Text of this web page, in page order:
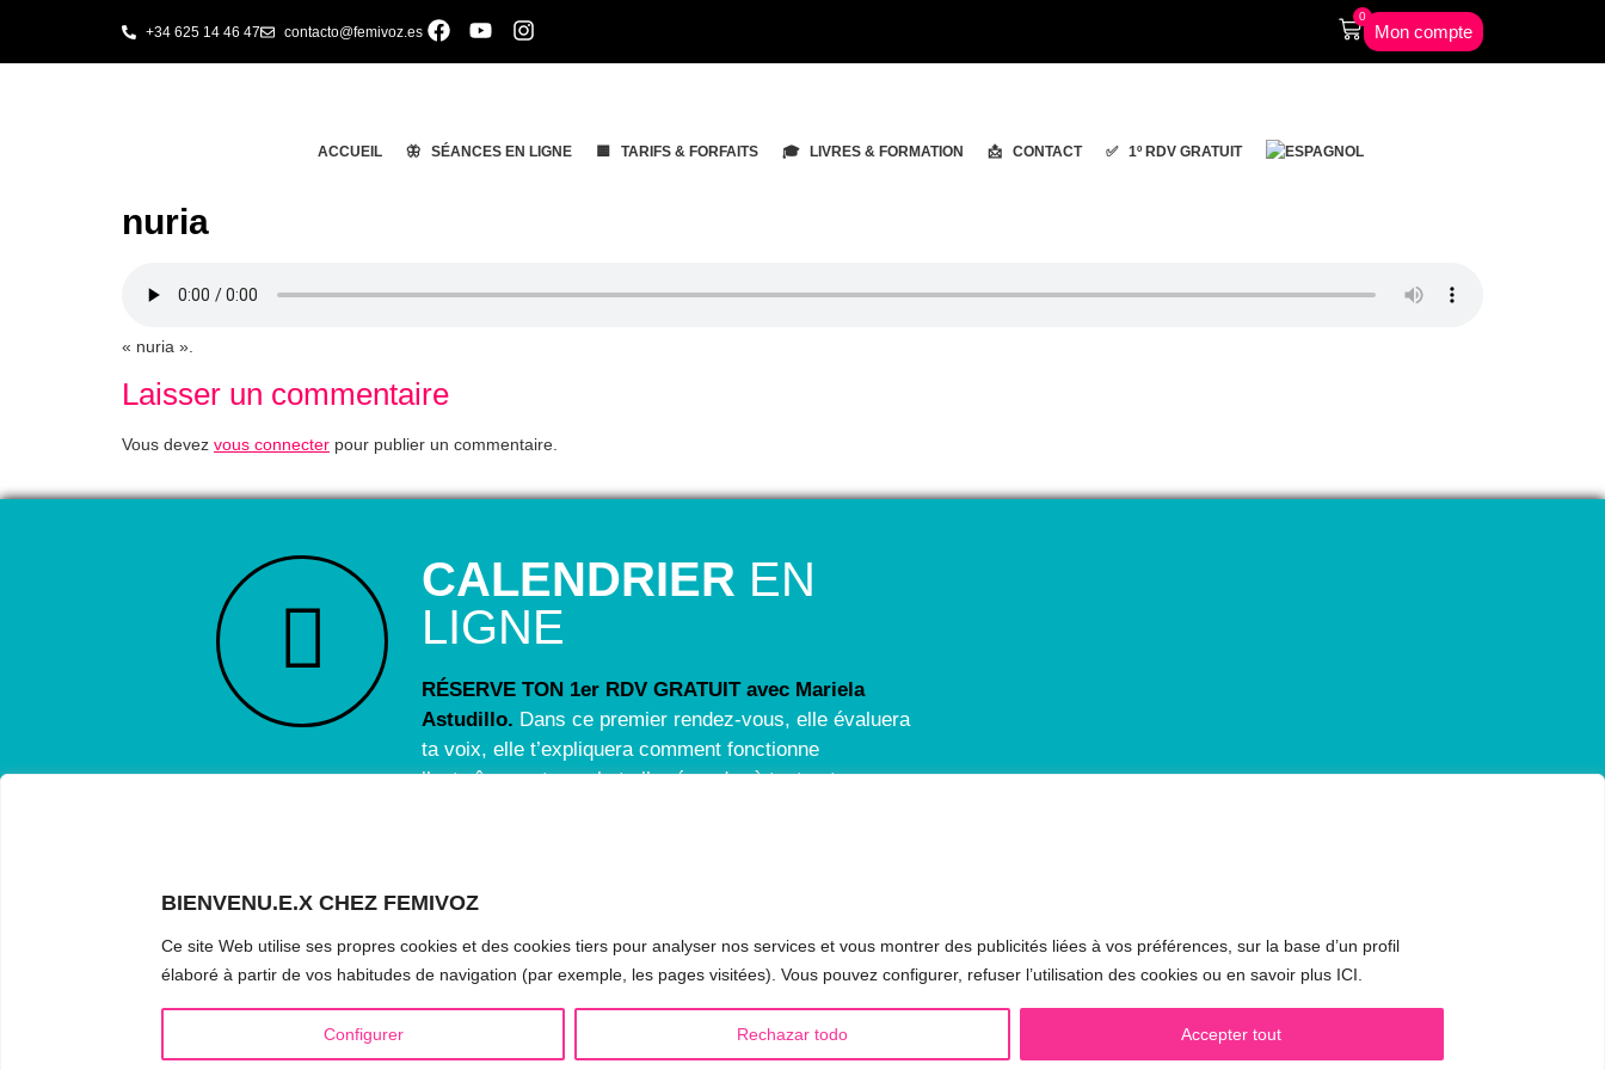
BIENVENU.E.X CHEZ FEMIVOZ
Ce site Web utilise ses propres cookies et des cookies tiers pour analyser nos services et vous montrer des publicités liées à vos préférences, sur la base d’un profil
élaboré à partir de vos habitudes de navigation (par exemple, les pages visitées). Vous pouvez configurer, refuser l’utilisation des cookies ou en savoir plus ICI.
Configurer Rechazar todo Accepter tout
+34 625 14 46 47 contacto@femivoz.es
0
Mon compte
ACCUEIL 🦋 SÉANCES EN LIGNE 🟨 TARIFS & FORFAITS 🎓 LIVRES & FORMATION 📩 CONTACT ✅ 1º RDV GRATUIT
nuria
« nuria ».
Laisser un commentaire
Vous devez vous connecter pour publier un commentaire.
CALENDRIER EN
LIGNE
RÉSERVE TON 1er RDV GRATUIT avec Mariela
Astudillo. Dans ce premier rendez-vous, elle évaluera
ta voix, elle t’expliquera comment fonctionne
l’entraînement vocal et elle répondra à toutes tes
INFOS UTILES VOIX LGBTQIA+ 🏳️‍🌈 AUTRES SÉANCES
▪️ Modification de l’accent
CONTACT & RDV
WhatsApp :+34 625 14 46 47